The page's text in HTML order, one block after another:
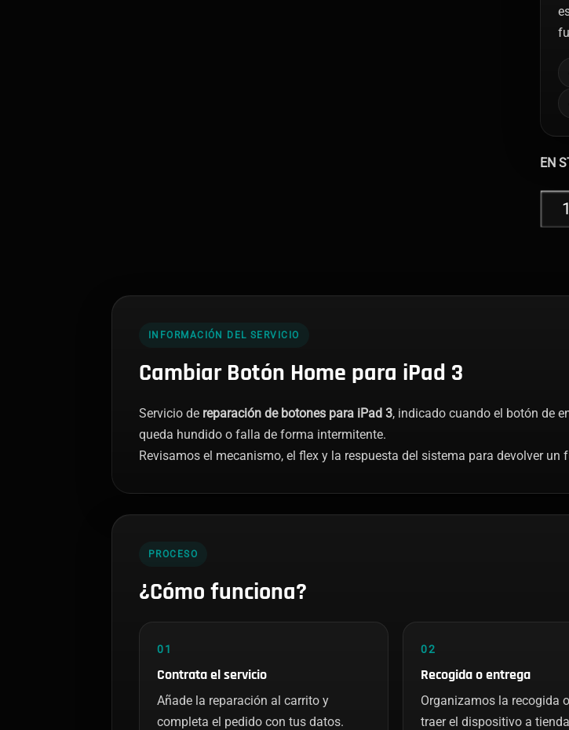
EN
Botón
INFORMACIÓN DEL SERVICIO
Cambiar Botón Home para iPad 3
Servicio de reparación de botones para iPad 3, indicado cuando el botón de
queda hundido o falla de forma intermitente.
Revisamos el mecanismo, el flex y la respuesta del sistema para devolver
PROCESO
¿Cómo funciona?
01
Contrata el servicio
Añade la reparación al carrito y
completa el pedido con tus datos.
02
Recogida o entrega
Organizamos la recogida
traer el dispositivo a